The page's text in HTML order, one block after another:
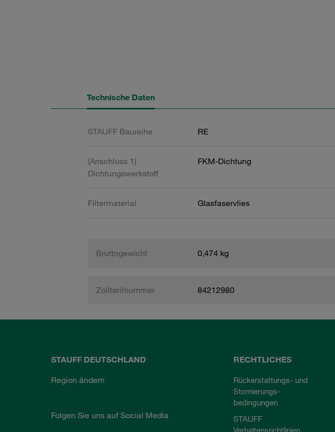
Technische Daten
STAUFF Baureihe RE
(Anschluss 1)
Dichtungswerkstoff
FKM-Dichtung
Filtermaterial Glasfaservlies
Bruttogewicht 0,474 kg
Zolltarifnummer 84212980
STAUFF DEUTSCHLAND
Region ändern
Folgen Sie uns auf Social Media
RECHTLICHES
Rückerstattungs- und
Stornierungs-
bedingungen
STAUFF
Verhaltensrichtlinien